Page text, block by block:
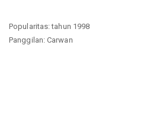
Popularitas: tahun 1998
Panggilan: Carwan